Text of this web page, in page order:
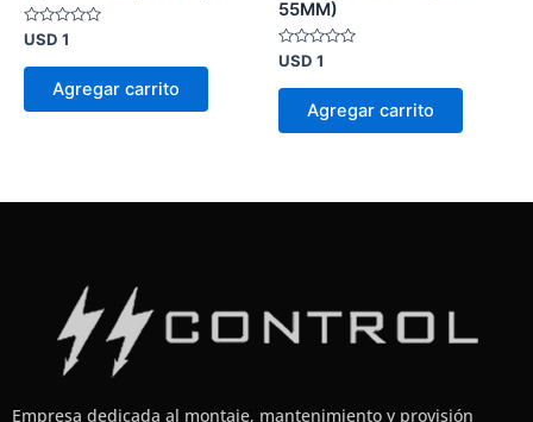
Valorado
en
0
USD 1
Agregar carrito
55MM)
Valorado
en
0
USD 1
Agregar carrito
Empresa dedicada al montaje, mantenimiento y provisión